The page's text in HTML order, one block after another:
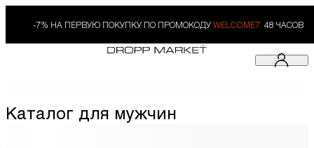
-7% НА ПЕРВУЮ ПОКУПКУ ПО ПРОМОКОДУ WELCOME7. 48 ЧАСОВ
Каталог для мужчин